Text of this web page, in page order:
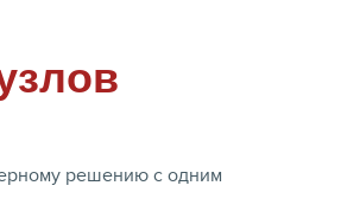
решению с одним